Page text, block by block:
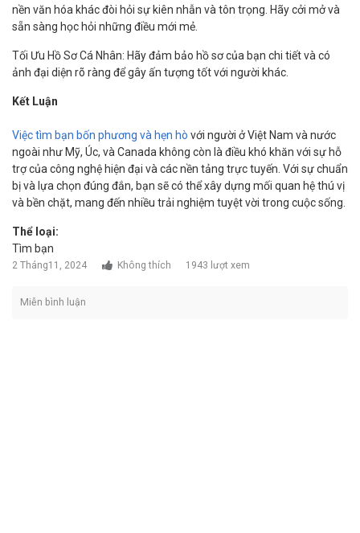
nền văn hóa khác đòi hỏi sự kiên nhẫn và tôn trọng. Hãy cởi mở và
sẵn sàng học hỏi những điều mới mẻ.
Tối Ưu Hồ Sơ Cá Nhân: Hãy đảm bảo hồ sơ của bạn chi tiết và có
ảnh đại diện rõ ràng để gây ấn tượng tốt với người khác.
Kết Luận
Việc tìm bạn bốn phương và hẹn hò với người ở Việt Nam và nước
ngoài như Mỹ, Úc, và Canada không còn là điều khó khăn với sự hỗ
trợ của công nghệ hiện đại và các nền tảng trực tuyến. Với sự chuẩn
bị và lựa chọn đúng đắn, bạn sẽ có thể xây dựng mối quan hệ thú vị
và bền chặt, mang đến nhiều trải nghiệm tuyệt vời trong cuộc sống.
Thể loại:
Tìm bạn
2 Tháng11, 2024 Không thích 1943 lượt xem
Miễn bình luận